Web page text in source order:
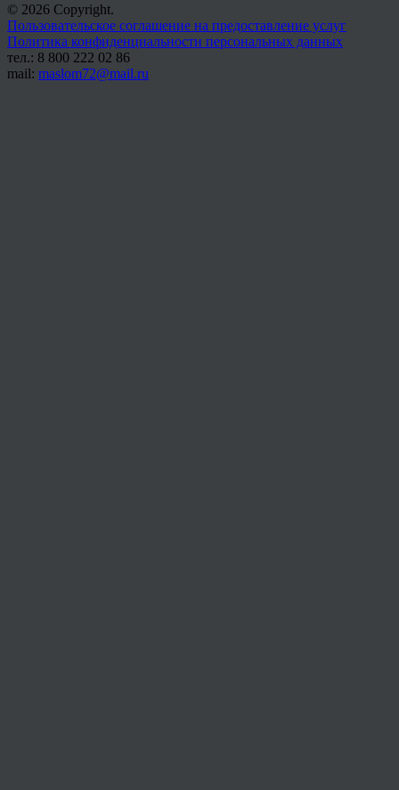
© 2026 Copyright.
Пользовательское соглашение на предоставление услуг
Политика конфиденциальности персональных данных
тел.: 8 800 222 02 86
mail: maslom72@mail.ru